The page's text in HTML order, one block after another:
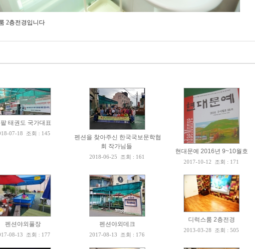
2층전경입니다
태권도 국가대표
07-18 조회 : 145
펜션을 찾아주신 한국국보문학협
회 작가님들
2018-06-25 조회 : 161
현대문예 2016년 9~10월호
2017-10-12 조회 : 171
펜션야외풀장
08-13 조회 : 177
펜션야외데크
2017-08-13 조회 : 176
디럭스룸 2층전경
2013-03-28 조회 : 505